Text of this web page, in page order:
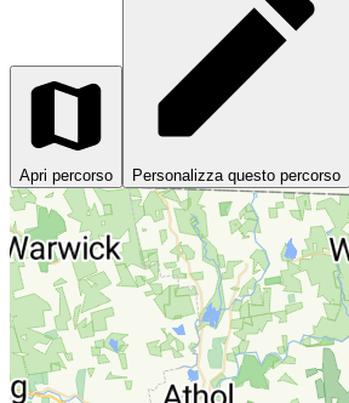
Apri percorso Personalizza questo percorso